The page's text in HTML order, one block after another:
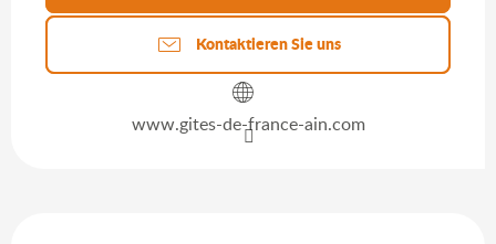
Kontaktieren Sie uns
www.gites-de-france-ain.com